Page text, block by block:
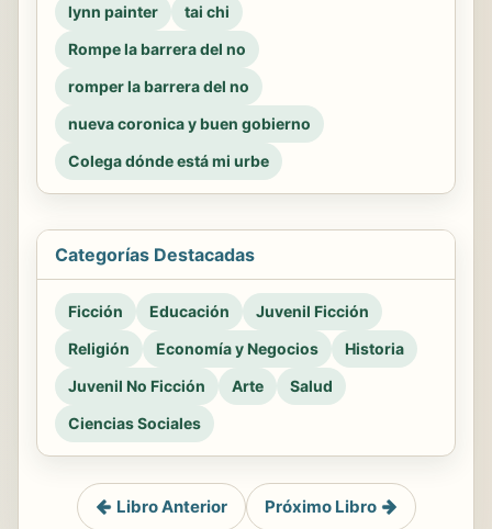
lynn painter
tai chi
Rompe la barrera del no
romper la barrera del no
nueva coronica y buen gobierno
Colega dónde está mi urbe
Categorías Destacadas
Ficción Educación
Juvenil Ficción
Religión
Economía y Negocios
Historia
Juvenil No Ficción
Arte
Salud
Ciencias Sociales
Libro Anterior Próximo Libro